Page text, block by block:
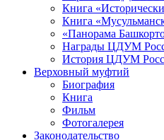
Книга
Книга
«Панорама
Награды ЦДУМ
История ЦДУМ
Верховный муфтий
Биография
Книга
Фильм
Фотогалерея
Законодательство